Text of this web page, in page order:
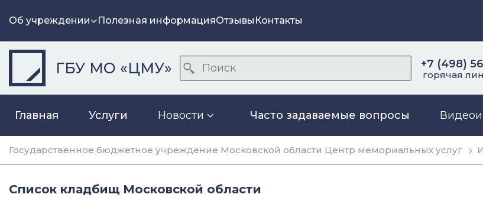
Об учреждении Полезная информацияОтзывы Контакты
ГБУ МО «ЦМУ» +7 (498)
горячая
Главная Услуги Новости Часто задаваемые вопросы
Государственное бюджетное учреждение Московской области Центр мемориальных услуг
Список кладбищ Московской области